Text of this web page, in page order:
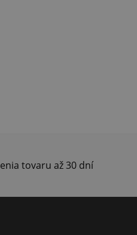
tovaru až 30 dní